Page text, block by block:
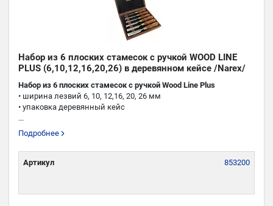
Набор из 6 плоских стамесок с ручкой WOOD LINE
PLUS (6,10,12,16,20,26) в деревянном кейсе /Narex/
Набор из 6 плоских стамесок с ручкой Wооd Line Plus
• ширина лезвий 6, 10, 12,16, 20, 26 мм
• упаковка деревянный кейс
...
Подробнее
Артикул 853200